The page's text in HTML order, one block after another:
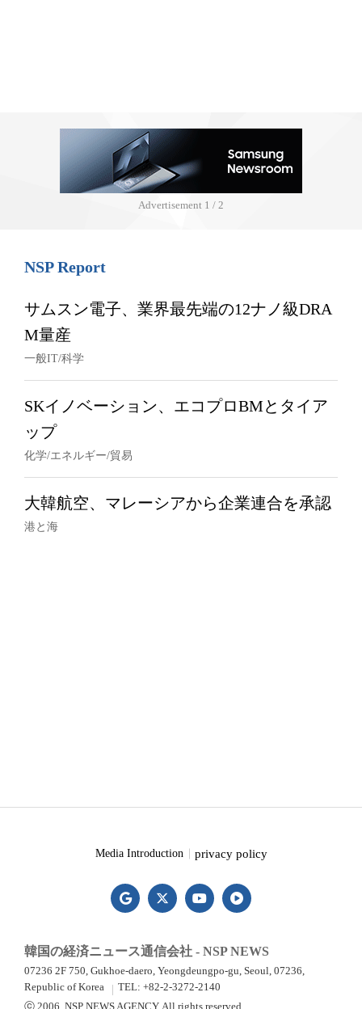
Advertisement 1 / 2
NSP Report
サムスン電子、業界最先端の12ナノ級DRA
M量産
一般IT/科学
SKイノベーション、エコプロBMとタイア
ップ
化学/エネルギー/貿易
大韓航空、マレーシアから企業連合を承認
港と海
Media Introduction privacy policy
韓国の経済ニュース通信会社 - NSP NEWS
07236 2F 750, Gukhoe-daero, Yeongdeungpo-gu, Seoul, 07236,
Republic of Korea
TEL: +82-2-3272-2140
ⓒ 2006. NSP NEWS AGENCY. All rights reserved.